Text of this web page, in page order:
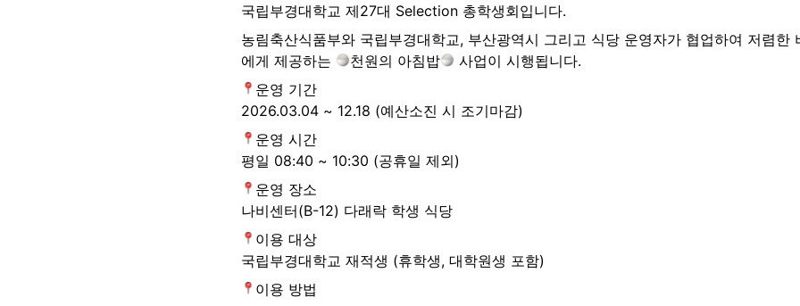
국립부경대학교 제27대 Selection 총학생회입니다.
농림축산식품부와 국립부경대학교, 부산광역시 그리고 식당 운영자가 협업하여 저렴한
에게 제공하는
천원의 아침밥
사업이 시행됩니다.
운영 기간
2026.03.04 ~ 12.18 (예산소진 시 조기마감)
운영 시간
평일 08:40 ~ 10:30 (공휴일 제외)
운영 장소
나비센터(B-12) 다래락 학생 식당
이용 대상
국립부경대학교 재적생 (휴학생, 대학원생 포함)
이용 방법